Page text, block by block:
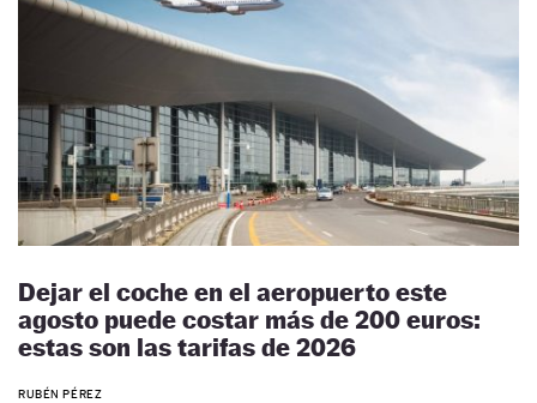
Dejar el coche en el aeropuerto este
agosto puede costar más de 200 euros:
estas son las tarifas de 2026
RUBÉN PÉREZ